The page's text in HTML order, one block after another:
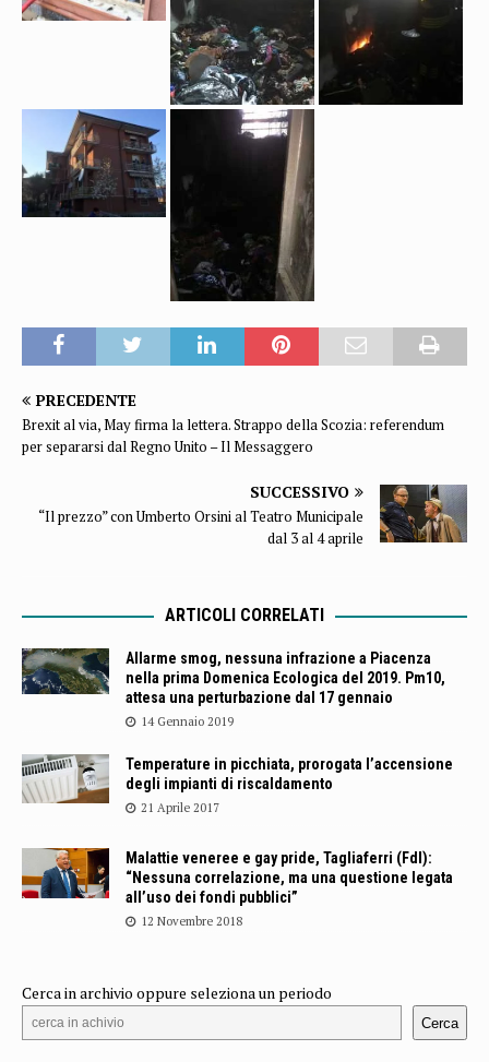
PRECEDENTE
Brexit al via, May firma la lettera. Strappo della Scozia: referendum
per separarsi dal Regno Unito – Il Messaggero
SUCCESSIVO
“Il prezzo” con Umberto Orsini al Teatro Municipale
dal 3 al 4 aprile
ARTICOLI CORRELATI
Allarme smog, nessuna infrazione a Piacenza
nella prima Domenica Ecologica del 2019. Pm10,
attesa una perturbazione dal 17 gennaio
14 Gennaio 2019
Temperature in picchiata, prorogata l’accensione
degli impianti di riscaldamento
21 Aprile 2017
Malattie veneree e gay pride, Tagliaferri (FdI):
“Nessuna correlazione, ma una questione legata
all’uso dei fondi pubblici”
12 Novembre 2018
Cerca in archivio oppure seleziona un periodo
Cerca